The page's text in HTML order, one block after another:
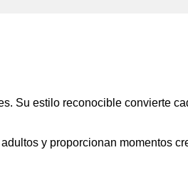
Su estilo reconocible convierte
y proporcionan momentos